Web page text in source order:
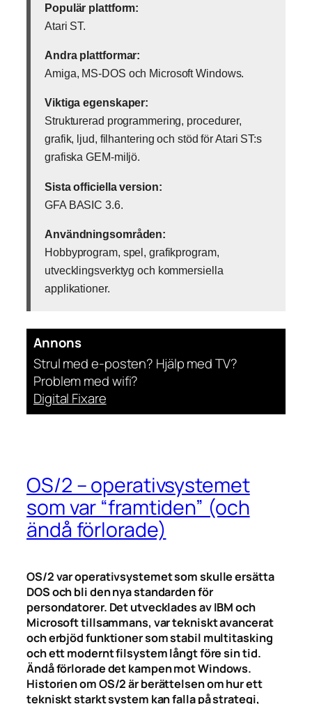
Populär plattform:
Atari ST.
Andra plattformar:
Amiga, MS-DOS och Microsoft Windows.
Viktiga egenskaper:
Strukturerad programmering, procedurer,
grafik, ljud, filhantering och stöd för Atari ST:s
grafiska GEM-miljö.
Sista officiella version:
GFA BASIC 3.6.
Användningsområden:
Hobbyprogram, spel, grafikprogram,
utvecklingsverktyg och kommersiella
applikationer.
Annons
Strul med e-posten? Hjälp med TV?
Problem med wifi?
Digital Fixare
OS/2 – operativsystemet
som var “framtiden” (och
ändå förlorade)
OS/2 var operativsystemet som skulle ersätta
DOS och bli den nya standarden för
persondatorer. Det utvecklades av IBM och
Microsoft tillsammans, var tekniskt avancerat
och erbjöd funktioner som stabil multitasking
och ett modernt filsystem långt före sin tid.
Ändå förlorade det kampen mot Windows.
Historien om OS/2 är berättelsen om hur ett
tekniskt starkt system kan falla på strategi,